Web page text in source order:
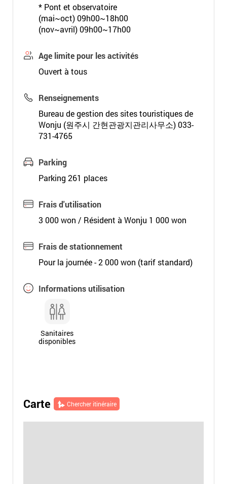
* Pont et observatoire
(mai~oct) 09h00~18h00
(nov~avril) 09h00~17h00
Age limite pour les activités
Ouvert à tous
Renseignements
Bureau de gestion des sites touristiques de
Wonju (원주시 간현관광지관리사무소) 033-
731-4765
Parking
Parking 261 places
Frais d'utilisation
3 000 won / Résident à Wonju 1 000 won
Frais de stationnement
Pour la journée - 2 000 won (tarif standard)
Informations utilisation
Sanitaires
disponibles
Carte Chercher itinéraire